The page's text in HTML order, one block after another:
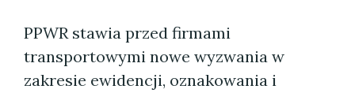
PPWR stawia przed firmami
transportowymi nowe wyzwania w
zakresie ewidencji, oznakowania i